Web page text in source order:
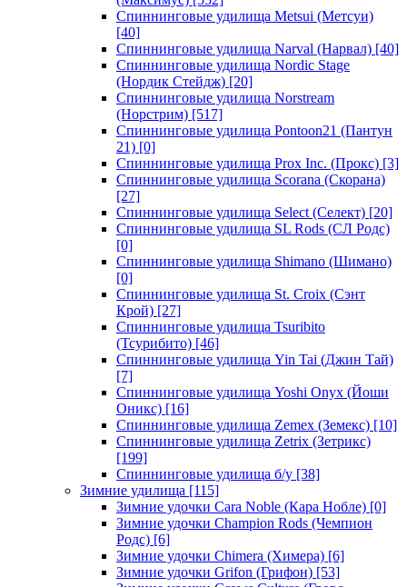
Спиннинговые удилища Metsui (Метсуи)
[40]
Спиннинговые удилища Narval (Нарвал) [40]
Спиннинговые удилища Nordic Stage
(Нордик Стейдж) [20]
Спиннинговые удилища Norstream
(Норстрим) [517]
Спиннинговые удилища Pontoon21 (Пантун
21) [0]
Спиннинговые удилища Prox Inc. (Прокс) [3]
Спиннинговые удилища Scorana (Скорана)
[27]
Спиннинговые удилища Select (Селект) [20]
Спиннинговые удилища SL Rods (СЛ Родс)
[0]
Спиннинговые удилища Shimano (Шимано)
[0]
Спиннинговые удилища St. Croix (Сэнт
Крой) [27]
Спиннинговые удилища Tsuribito
(Тсурибито) [46]
Спиннинговые удилища Yin Tai (Джин Тай)
[7]
Спиннинговые удилища Yoshi Onyx (Йоши
Оникс) [16]
Спиннинговые удилища Zemex (Земекс) [10]
Спиннинговые удилища Zetrix (Зетрикс)
[199]
Спиннинговые удилища б/у [38]
Зимние удилища [115]
Зимние удочки Cara Noble (Кара Нобле) [0]
Зимние удочки Champion Rods (Чемпион
Родс) [6]
Зимние удочки Chimera (Химера) [6]
Зимние удочки Grifon (Грифон) [53]